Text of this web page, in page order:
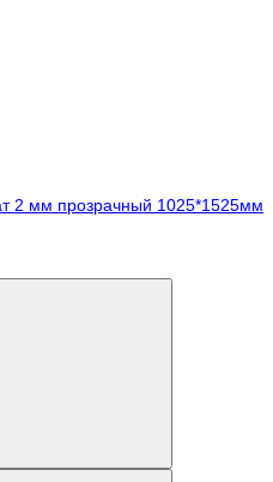
2 мм прозрачный 1025*1525мм